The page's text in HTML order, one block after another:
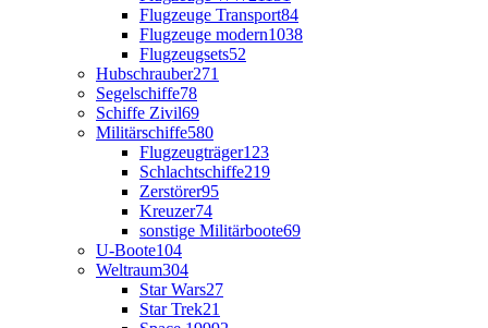
Flugzeuge Transport84
Flugzeuge modern1038
Flugzeugsets52
Hubschrauber271
Segelschiffe78
Schiffe Zivil69
Militärschiffe580
Flugzeugträger123
Schlachtschiffe219
Zerstörer95
Kreuzer74
sonstige Militärboote69
U-Boote104
Weltraum304
Star Wars27
Star Trek21